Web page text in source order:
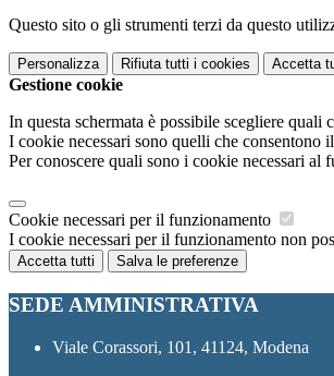
Questo sito o gli strumenti terzi da questo
Personalizza Rifiuta tutti i cookies Accetta
Gestione cookie
In questa schermata è possibile scegliere quali
I cookie necessari sono quelli che
Per conoscere quali sono i cookie necessari al
Cookie necessari per il funzionamento
I cookie necessari per il funzionamento non
Accetta tutti Salva le preferenze
SEDE AMMINISTRATIVA
Viale Corassori, 101, 41124, Modena